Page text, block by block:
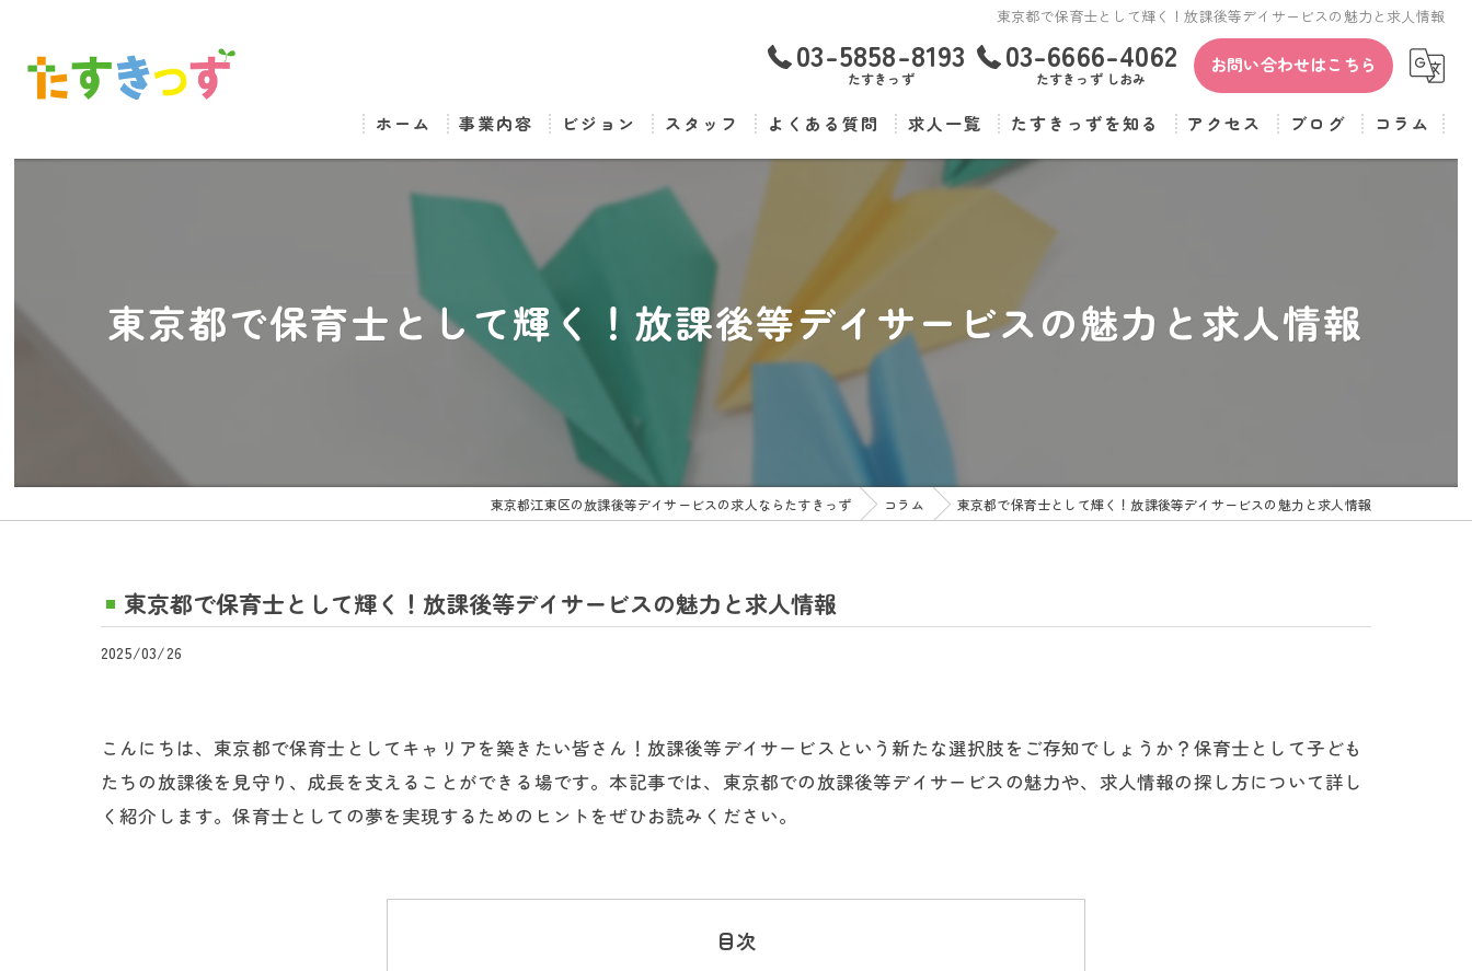
東京都で保育士として輝く！放課後等デイサービスの魅力と求人情報
03-5858-8193
たすきっず
03-6666-4062
たすきっず しおみ
お問い合わせはこちら
ホーム 事業内容 ビジョン スタッフ よくある質問 求人一覧 たすきっずを知る
児童指導員
アクセス ブログ コラム
東京都で保育士として輝く！放課後等デイサービスの魅力と求人情報
東京都江東区の放課後等デイサービスの求人ならたすきっず コラム 東京都で保育士として輝く！放課後等デイサービスの魅力と求人情報
東京都で保育士として輝く！放課後等デイサービスの魅力と求人情報
2025/03/26
こんにちは、東京都で保育士としてキャリアを築きたい皆さん！放課後等デイサービスという新たな選択肢をご存知でしょうか？保育士として子ども
たちの放課後を見守り、成長を支えることができる場です。本記事では、東京都での放課後等デイサービスの魅力や、求人情報の探し方について詳し
く紹介します。保育士としての夢を実現するためのヒントをぜひお読みください。
目次